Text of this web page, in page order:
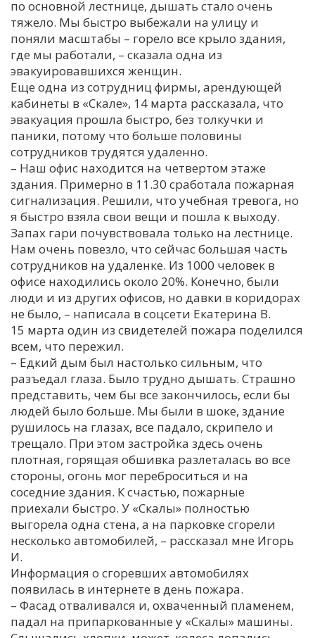
по основной лестнице, дышать стало очень
тяжело. Мы быстро выбежали на улицу и
поняли масштабы – горело все крыло здания,
где мы работали, – сказала одна из
эвакуировавшихся женщин.
Еще одна из сотрудниц фирмы, арендующей
кабинеты в «Скале», 14 марта рассказала, что
эвакуация прошла быстро, без толкучки и
паники, потому что больше половины
сотрудников трудятся удаленно.
– Наш офис находится на четвертом этаже
здания. Примерно в 11.30 сработала пожарная
сигнализация. Решили, что учебная тревога, но
я быстро взяла свои вещи и пошла к выходу.
Запах гари почувствовала только на лестнице.
Нам очень повезло, что сейчас большая часть
сотрудников на удаленке. Из 1000 человек в
офисе находились около 20%. Конечно, были
люди и из других офисов, но давки в коридорах
не было, – написала в соцсети Екатерина В.
15 марта один из свидетелей пожара поделился
всем, что пережил.
– Едкий дым был настолько сильным, что
разъедал глаза. Было трудно дышать. Страшно
представить, чем бы все закончилось, если бы
людей было больше. Мы были в шоке, здание
рушилось на глазах, все падало, скрипело и
трещало. При этом застройка здесь очень
плотная, горящая обшивка разлеталась во все
стороны, огонь мог переброситься и на
соседние здания. К счастью, пожарные
приехали быстро. У «Скалы» полностью
выгорела одна стена, а на парковке сгорели
несколько автомобилей, – рассказал мне Игорь
И.
Информация о сгоревших автомобилях
появилась в интернете в день пожара.
– Фасад отваливался и, охваченный пламенем,
падал на припаркованные у «Скалы» машины.